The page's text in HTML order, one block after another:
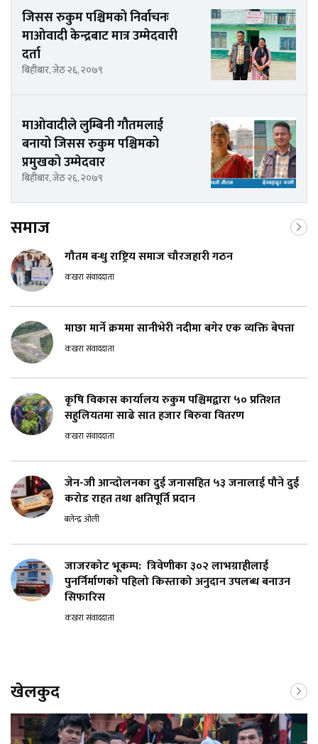
जिसस रुकुम पश्चिमको निर्वाचनः
माओवादी केन्द्रबाट मात्र उम्मेदवारी
दर्ता
बिहीबार, जेठ २६, २०७९
माओवादीले लुम्बिनी गौतमलाई
बनायो जिसस रुकुम पश्चिमको
प्रमुखको उम्मेदवार
बिहीबार, जेठ २६, २०७९
समाज
गौतम बन्धु राष्ट्रिय समाज चौरजहारी गठन
कखरा संवाददाता
माछा मार्ने क्रममा सानीभेरी नदीमा बगेर एक व्यक्ति बेपत्ता
कखरा संवाददाता
कृषि विकास कार्यालय रुकुम पश्चिमद्वारा ५० प्रतिशत
सहुलियतमा साढे सात हजार बिरुवा वितरण
कखरा संवाददाता
जेन-जी आन्दोलनका दुई जनासहित ५३ जनालाई पौने दुई
करोड राहत तथा क्षतिपूर्ति प्रदान
बलेन्द्र ओली
जाजरकोट भूकम्प: त्रिवेणीका ३०२ लाभग्राहीलाई
पुनर्निर्माणकाे पहिलो किस्ताको अनुदान उपलब्ध बनाउन
सिफारिस
कखरा संवाददाता
खेलकुद